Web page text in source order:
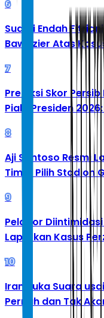
6
Suami Endah
Bawazier Atas
7
Prediksi Skor
Piala Presiden
8
Aji Santoso Resmi
Timur Pilih Stadion
9
Pelapor
Laporkan Kasus
10
Iran Buka Suara
Pernah dan Tak